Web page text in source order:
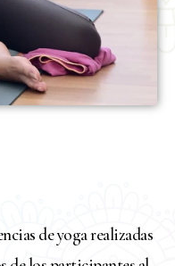
de yoga realizadas